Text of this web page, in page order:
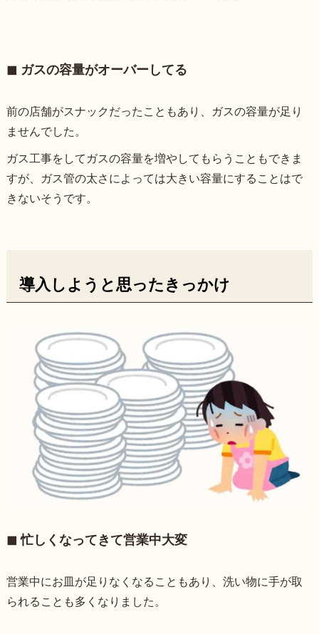
◼︎ ガスの容量がオーバーしてる
前の店舗がスナックだったこともあり、ガスの容量が足り
ませんでした。
ガス工事をしてガスの容量を増やしてもらうこともできま
すが、ガス管の太さによっては大きい容量にすることはで
きないそうです。
導入しようと思ったきっかけ
◼︎ 忙しくなってきて営業中大変
営業中にお皿が足りなくなることもあり、洗い物に手が取
られることも多くなりました。